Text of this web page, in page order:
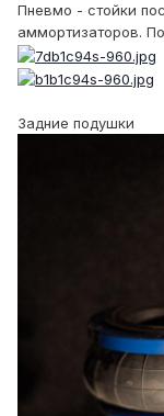
Пневмо - стойки
аммортизаторов.
Задние подушки